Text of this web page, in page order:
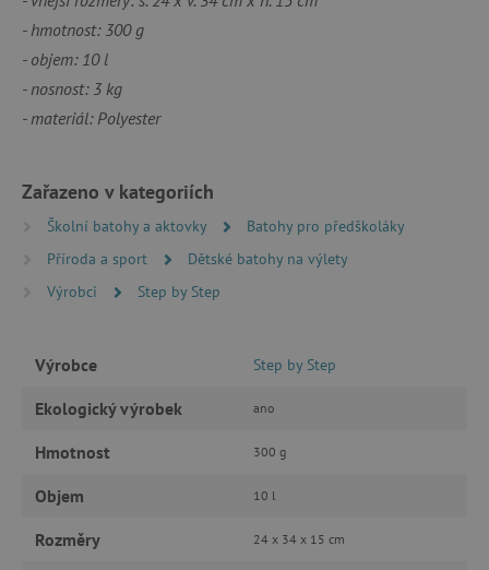
- hmotnost: 300 g
- objem: 10 l
- nosnost: 3 kg
- materiál: Polyester
Zařazeno v kategoriích
Školní batohy a aktovky
Batohy pro předškoláky
Příroda a sport
Dětské batohy na výlety
Výrobci
Step by Step
Výrobce Step by Step
Ekologický výrobek ano
Hmotnost 300 g
Objem 10 l
Rozměry 24 x 34 x 15 cm
Analytické cookies
přihlášení uživatele a správa účtu. Webové
cookie správně používat.
Název